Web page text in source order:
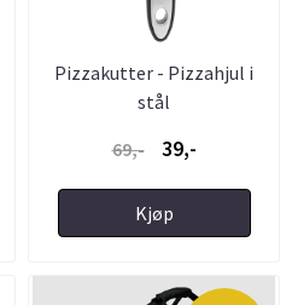
Pizzakutter - Pizzahjul i
stål
69,-
39,-
Kjøp